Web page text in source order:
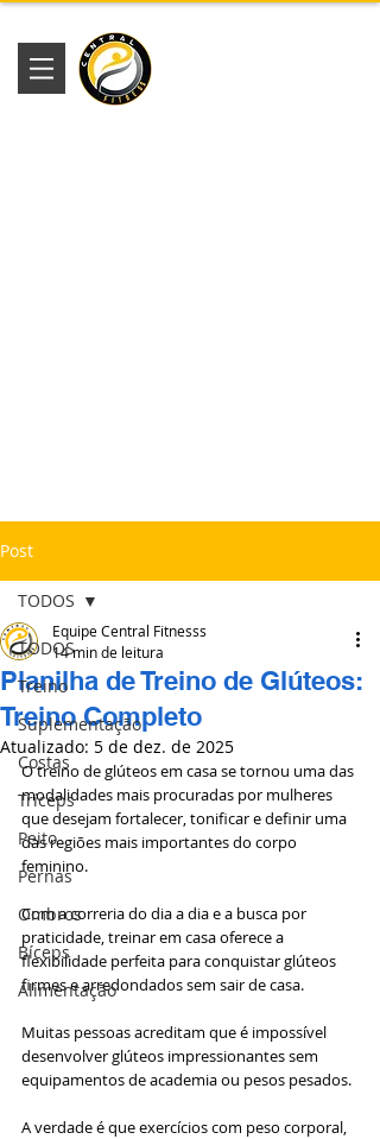
Post
TODOS
Treino
Suplementação
Costas
Tríceps
Peito
Pernas
Ombros
Bíceps
Alimentação
TODOS
Planilha de Treino de Glúteos:
Treino Completo
Equipe Central Fitnesss
14 min de leitura
Atualizado: 5 de dez. de 2025
O treino de glúteos em casa se tornou uma das
modalidades mais procuradas por mulheres
que desejam fortalecer, tonificar e definir uma
das regiões mais importantes do corpo
feminino.
Com a correria do dia a dia e a busca por
praticidade, treinar em casa oferece a
flexibilidade perfeita para conquistar glúteos
firmes e arredondados sem sair de casa.
Muitas pessoas acreditam que é impossível
desenvolver glúteos impressionantes sem
equipamentos de academia ou pesos pesados.
A verdade é que exercícios com peso corporal,